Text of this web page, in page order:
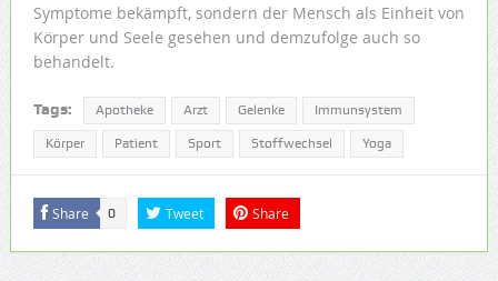
Symptome bekämpft, sondern der Mensch als Einheit von
Körper und Seele gesehen und demzufolge auch so
behandelt.
Tags: Apotheke Arzt Gelenke Immunsystem
Körper Patient Sport Stoffwechsel Yoga
Share 0 Tweet Share